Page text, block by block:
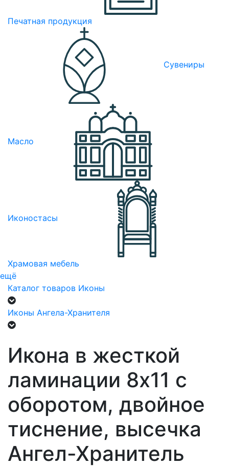
Печатная продукция
Сувениры
Масло
Иконостасы
Храмовая мебель
ещё
Каталог товаров Иконы
Иконы Ангела-Хранителя
Икона в жесткой
ламинации 8х11 с
оборотом, двойное
тиснение, высечка
Ангел-Хранитель